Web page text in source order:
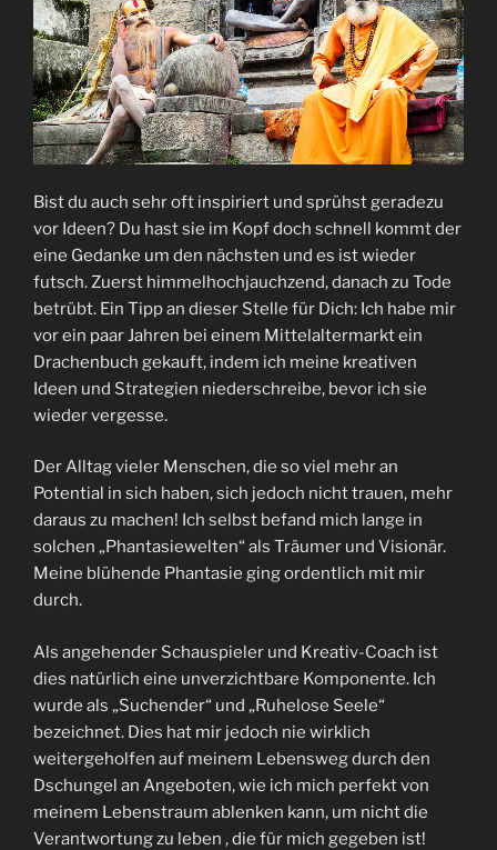
Bist du auch sehr oft inspiriert und sprühst geradezu
vor Ideen? Du hast sie im Kopf doch schnell kommt der
eine Gedanke um den nächsten und es ist wieder
futsch. Zuerst himmelhochjauchzend, danach zu Tode
betrübt. Ein Tipp an dieser Stelle für Dich: Ich habe mir
vor ein paar Jahren bei einem Mittelaltermarkt ein
Drachenbuch gekauft, indem ich meine kreativen
Ideen und Strategien niederschreibe, bevor ich sie
wieder vergesse.
Der Alltag vieler Menschen, die so viel mehr an
Potential in sich haben, sich jedoch nicht trauen, mehr
daraus zu machen! Ich selbst befand mich lange in
solchen „Phantasiewelten“ als Träumer und Visionär.
Meine blühende Phantasie ging ordentlich mit mir
durch.
Als angehender Schauspieler und Kreativ-Coach ist
dies natürlich eine unverzichtbare Komponente. Ich
wurde als „Suchender“ und „Ruhelose Seele“
bezeichnet. Dies hat mir jedoch nie wirklich
weitergeholfen auf meinem Lebensweg durch den
Dschungel an Angeboten, wie ich mich perfekt von
meinem Lebenstraum ablenken kann, um nicht die
Verantwortung zu leben , die für mich gegeben ist!